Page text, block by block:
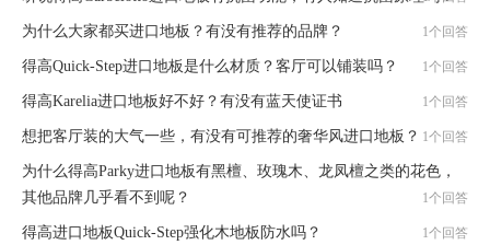
为什么大家都买进口地板？有没有推荐的品牌？ 1个回答
得高Quick-Step进口地板是什么材质？客厅可以铺装吗？ 1个回答
得高Karelia进口地板好不好？有没有蓝天使证书 1个回答
想把客厅装的大气一些，有没有可推荐的奢华风进口地板？ 1个回答
为什么得高Parky进口地板有黑檀、玫瑰木、龙凤檀之类的花色，
其他品牌几乎看不到呢？
1个回答
得高进口地板Quick-Step强化木地板防水吗？ 1个回答